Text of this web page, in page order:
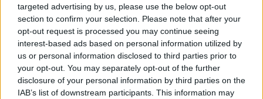
targeted advertising by us, please use the below opt-out
section to confirm your selection. Please note that after your
opt-out request is processed you may continue seeing
interest-based ads based on personal information utilized by
us or personal information disclosed to third parties prior to
your opt-out. You may separately opt-out of the further
disclosure of your personal information by third parties on the
IAB’s list of downstream participants. This information may
SPORT
Universitatea Craiova - Levski Sofia, 2-2.